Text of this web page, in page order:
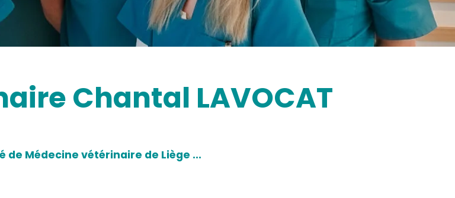
Chantal LAVOCAT
de Médecine vétérinaire de Liège ...